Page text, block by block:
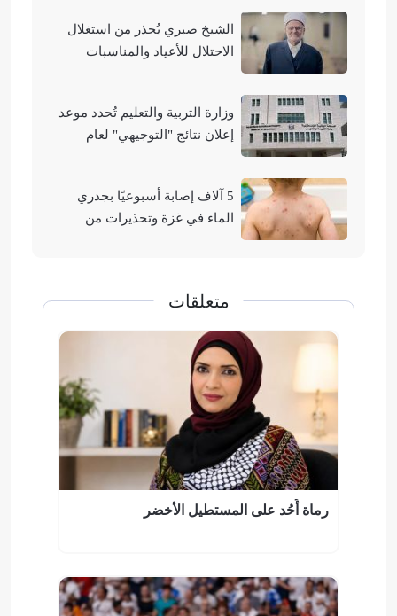
الشيخ صبري يُحذر من استغلال
الاحتلال للأعياد والمناسبات
وزارة التربية والتعليم تُحدد موعد
إعلان نتائج "التوجيهي" لعام
5 آلاف إصابة أسبوعيًا بجدري
الماء في غزة وتحذيرات من
متعلقات
رماة أُحُد على المستطيل الأخضر